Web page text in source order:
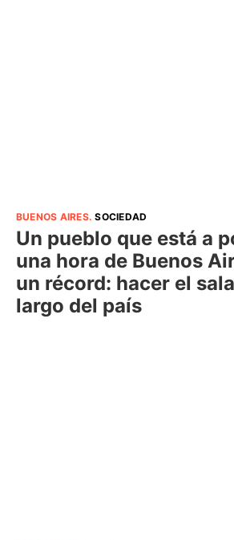
BUENOS AIRES.SOCIEDAD
Un pueblo que está a
una hora de Buenos
un récord: hacer el
largo del país